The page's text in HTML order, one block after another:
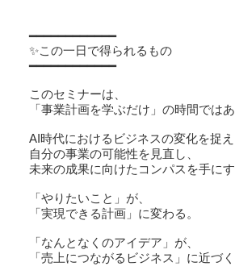
━━━━━━━━━━━━
✨この一日で得られるもの
━━━━━━━━━━━━
このセミナーは、
「事業計画を学ぶだけ」の時間ではあ
AI時代におけるビジネスの変化を捉え
自分の事業の可能性を見直し、
未来の成果に向けたコンパスを手に
「やりたいこと」が、
「実現できる計画」に変わる。
「なんとなくのアイデア」が、
「売上につながるビジネス」に近づく